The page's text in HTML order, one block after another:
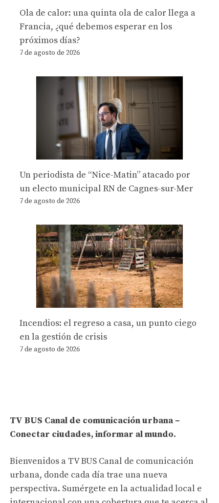
Ola de calor: una quinta ola de calor llega a
Francia, ¿qué debemos esperar en los
próximos días?
7 de agosto de 2026
Un periodista de “Nice-Matin” atacado por
un electo municipal RN de Cagnes-sur-Mer
7 de agosto de 2026
Incendios: el regreso a casa, un punto ciego
en la gestión de crisis
7 de agosto de 2026
TV BUS Canal de comunicación urbana –
Conectar ciudades, informar al mundo.
Bienvenidos a TV BUS Canal de comunicación
urbana, donde cada día trae una nueva
perspectiva. Sumérgete en la actualidad local e